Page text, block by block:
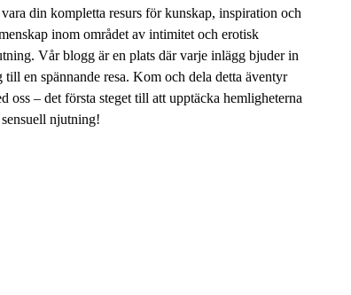
vara din kompletta resurs för kunskap, inspiration och
inom området av intimitet och erotisk
Vår blogg är en plats där varje inlägg bjuder in
till en spännande resa. Kom och dela detta äventyr
oss – det första steget till att upptäcka hemligheterna
njutning!